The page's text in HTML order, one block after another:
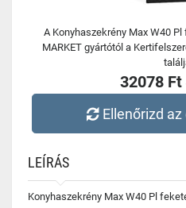
A Konyhaszekrény Max W40
MARKET gyártótól a
32078 Ft
Ellenőrizd
LEÍRÁS
Konyhaszekrény Max W40 Pl